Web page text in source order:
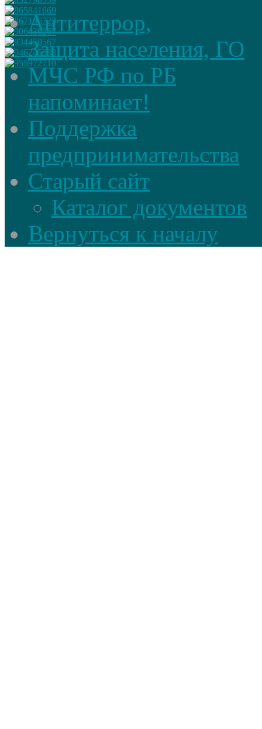
Антитеррор,
Защита населения, ГО
МЧС РФ по РБ
напоминает!
Поддержка
предпринимательства
Старый сайт
Каталог документов
Вернуться к началу